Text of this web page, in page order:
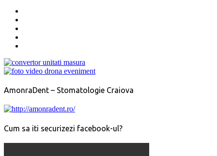
AmonraDent – Stomatologie Craiova
Cum sa iti securizezi facebook-ul?